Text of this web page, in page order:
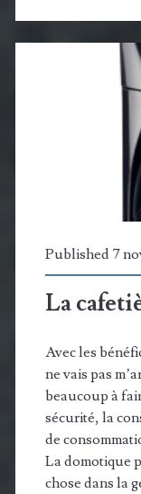
Published 7
La
Avec les
ne vais pas
beaucoup à
sécurité, la
de
La domotique
chose dans la